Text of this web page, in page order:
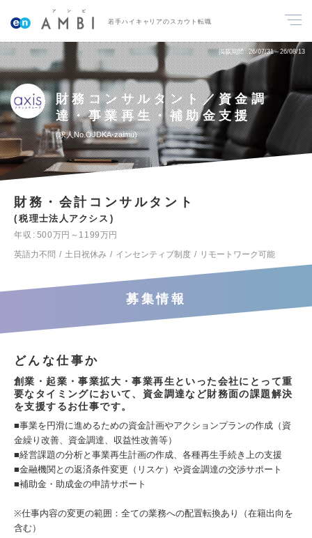
若手ハイキャリアのスカウト転職
掲載期間 26/07/31～26/08/13
財務コンサルタント／資金調
達・事業再生・補助金支援
求人No.OJDKA-zaimu
財務・会計コンサルタント
税理士法人アクシス
年収
500万円～1199万円
英語力不問
土日祝休み インセンティブ制度 リモートワーク可能
募集情報
どんな仕事か
創業・起業・事業拡大・事業再生といった会社にとって重
要なタイミングにおいて、資金調達など財務面の課題解決
を支援するお仕事です。
■事業を円滑に進めるための資金計画やアクションプランの作成（資
金繰り改善、資金調達、収益性改善等）
■経営課題の分析と事業再生計画の作成、各種再生手続き上の支援
■金融機関との返済条件変更（リスケ）や資金調達の交渉サポート
■補助金・助成金の申請サポート
※仕事内容の変更の範囲：全ての業務への配置転換あり（在籍出向を
含む）